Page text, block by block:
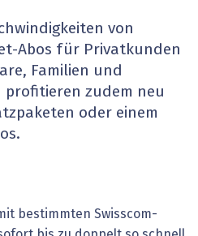
von
Abos für Privatkunden
Familien und
profitieren zudem neu
oder einem
bestimmten Swisscom-